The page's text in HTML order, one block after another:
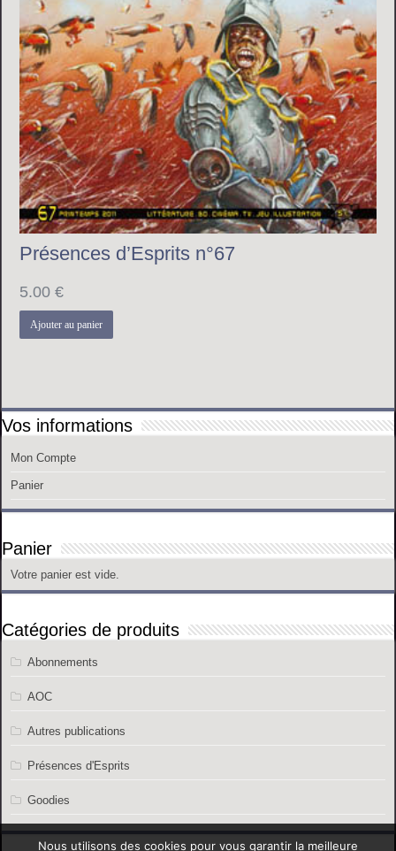
Présences d’Esprits n°67
5.00€
Ajouter au panier
Vos informations
Mon Compte
Panier
Panier
Votre panier est vide.
Catégories de produits
Abonnements
AOC
Autres publications
Présences d'Esprits
Goodies
Nous utilisons des cookies pour vous garantir la meilleure